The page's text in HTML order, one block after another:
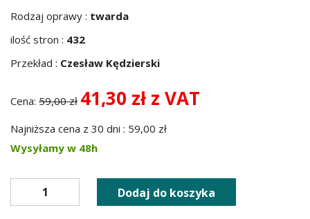
Rodzaj oprawy : twarda
ilość stron : 432
Przekład : Czesław Kędzierski
Cena: 59,00 zł 41,30 zł z VAT
Najniższa cena z 30 dni : 59,00 zł
Wysyłamy w 48h
Dodaj do koszyka